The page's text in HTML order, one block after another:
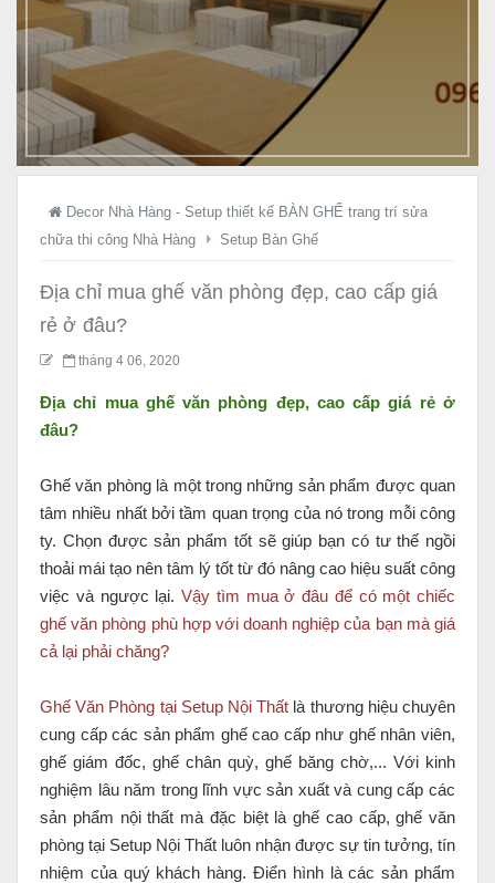
ầ
K
á
t
X
g
Decor Nhà Hàng - Setup thiết kế BÀN GHẾ trang trí sửa
chữa thi công Nhà Hàng
Setup Bàn Ghế
Địa chỉ mua ghế văn phòng đẹp, cao cấp giá
rẻ ở đâu?
tháng 4 06, 2020
Địa chỉ mua ghế văn phòng đẹp, cao cấp giá rẻ ở
đâu?
Ghế văn phòng là một trong những sản phẩm được quan
tâm nhiều nhất bởi tầm quan trọng của nó trong mỗi công
ty. Chọn được sản phẩm tốt sẽ giúp bạn có tư thế ngồi
thoải mái tạo nên tâm lý tốt từ đó nâng cao hiệu suất công
việc và ngược lại. Vậy tìm mua ở đâu để có một chiếc
ghế văn phòng phù hợp với doanh nghiệp của bạn mà giá
cả lại phải chăng?
Ghế Văn Phòng tại Setup Nội Thất là thương hiệu chuyên
cung cấp các sản phẩm ghế cao cấp như ghế nhân viên,
ghế giám đốc, ghế chân quỳ, ghế băng chờ,... Với kinh
nghiệm lâu năm trong lĩnh vực sản xuất và cung cấp các
sản phẩm nội thất mà đặc biệt là ghế cao cấp, ghế văn
phòng tại Setup Nội Thất luôn nhận được sự tin tưởng, tín
nhiệm của quý khách hàng. Điển hình là các sản phẩm